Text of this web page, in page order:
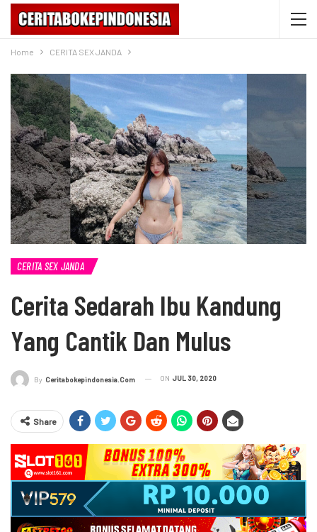
Home CERITA SEX JANDA
CERITA SEX JANDA
Cerita Sedarah Ibu Kandung
Yang Cantik Dan Mulus
By Ceritabokepindonesia.com ON JUL 30, 2020
Share